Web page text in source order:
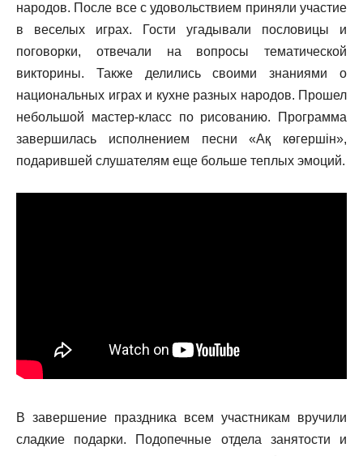
народов. После все с удовольствием приняли участие
в веселых играх. Гости угадывали пословицы и
поговорки, отвечали на вопросы тематической
викторины. Также делились своими знаниями о
национальных играх и кухне разных народов. Прошел
небольшой мастер-класс по рисованию. Программа
завершилась исполнением песни «Ақ көгершін»,
подарившей слушателям еще больше теплых эмоций.
В завершение праздника всем участникам вручили
сладкие подарки. Подопечные отдела занятости и